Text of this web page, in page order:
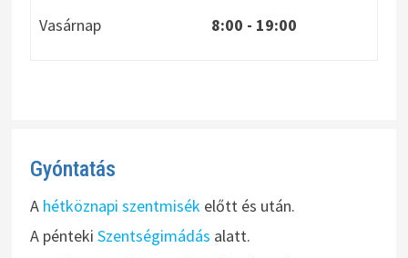
Vasárnap
8:00 - 19:00
Gyóntatás
A hétköznapi szentmisékelőtt és után.
A pénteki Szentségimádás alatt.